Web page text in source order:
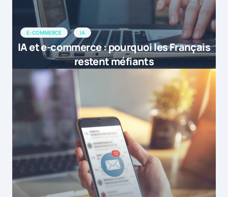
E-COMMERCE IA
IA et e-commerce : pourquoi les Français
restent méfiants